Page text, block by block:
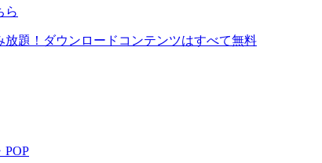
ら
放題！ダウンロードコンテンツはすべて無料
POP